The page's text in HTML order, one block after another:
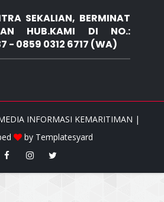
SEKALIAN, BERMINAT
HUB.KAMI DI NO.:
- 0859 0312 6717 (WA)
INFORMASI KEMARITIMAN |
by Templatesyard